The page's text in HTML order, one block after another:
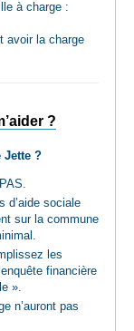
à charge :
avoir la charge
?
Jette ?
d’aide sociale
sur la commune
les
financière
».
n’auront pas